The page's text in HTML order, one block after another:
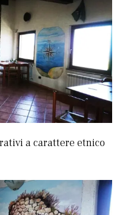
a carattere etnico